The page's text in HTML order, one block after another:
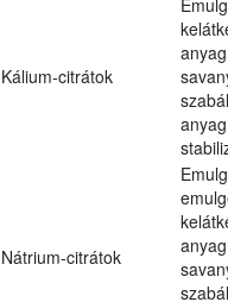
Kálium-citrátok
Nátrium-citrátok